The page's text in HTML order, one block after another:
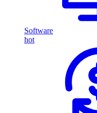
Software
hot